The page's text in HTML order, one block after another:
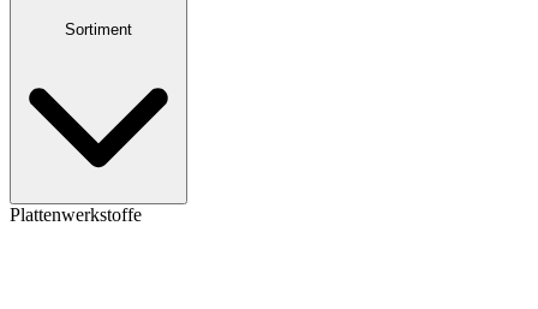
Sortiment
Plattenwerkstoffe